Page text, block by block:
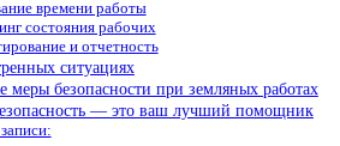
времени работы
состояния рабочих
и отчетность
ситуациях
меры безопасности при земляных работах
— это ваш лучший помощник